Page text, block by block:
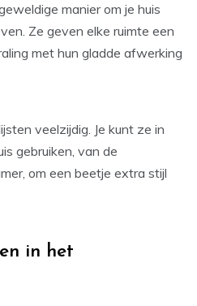
manier om je huis
Ze geven elke ruimte een
met hun gladde afwerking
veelzijdig. Je kunt ze in
gebruiken, van de
om een beetje extra stijl
in het